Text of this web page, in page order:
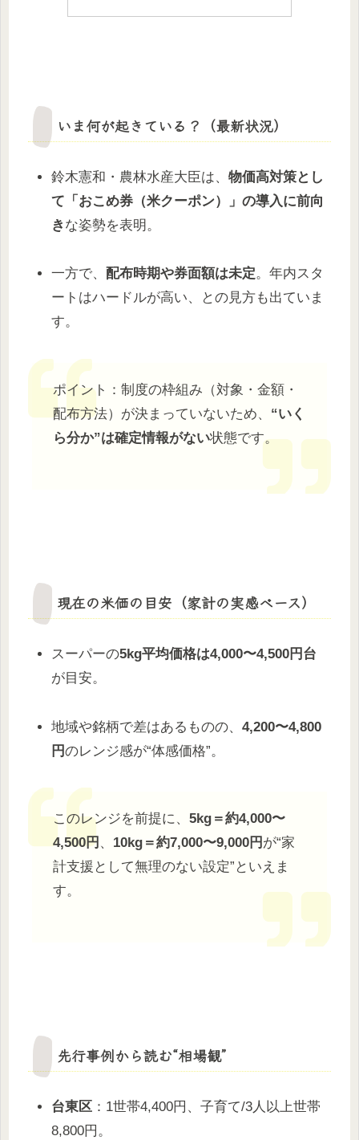
いま何が起きている？（最新状況）
鈴木憲和・農林水産大臣は、物価高対策とし
て「おこめ券（米クーポン）」の導入に前向
き な姿勢を表明。
一方で、 配布時期や券面額は未定。年内スタ
ートはハードルが高い、との見方も出ていま
す。
ポイント：制度の枠組み（対象・金額・
配布方法）が決まっていないため、 “いく
ら分か”は確定情報がない状態です。
現在の米価の目安（家計の実感ベース）
スーパーの5kg平均価格は4,000〜4,500円台
が目安。
地域や銘柄で差はあるものの、4,200〜4,800
円のレンジ感が“体感価格”。
このレンジを前提に、 5kg＝約4,000〜
4,500円 、 10kg＝約7,000〜9,000円 が“家
計支援として無理のない設定”といえま
す。
先行事例から読む“相場観”
台東区 ：1世帯4,400円、子育て/3人以上世帯
8,800円。